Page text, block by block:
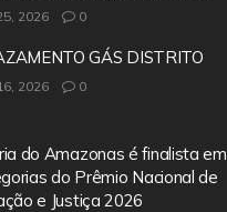
2026 0
GÁS DISTRITO
2026 0
do Amazonas é finalista em
do Prêmio Nacional de
e Justiça 2026